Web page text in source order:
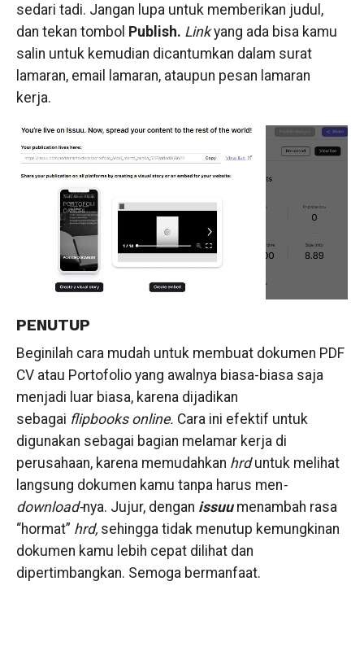
sedari tadi. Jangan lupa untuk memberikan judul,
dan tekan tombol Publish. Linkyang ada bisa kamu
salin untuk kemudian dicantumkan dalam surat
lamaran, email lamaran, ataupun pesan lamaran
kerja.
PENUTUP
Beginilah cara mudah untuk membuat dokumen PDF
CV atau Portofolio yang awalnya biasa-biasa saja
menjadi luar biasa, karena dijadikan
sebagai flipbooks online. Cara ini efektif untuk
digunakan sebagai bagian melamar kerja di
perusahaan, karena memudahkan hrduntuk melihat
langsung dokumen kamu tanpa harus men-
download-nya. Jujur, dengan issuu menambah rasa
“hormat” hrd, sehingga tidak menutup kemungkinan
dokumen kamu lebih cepat dilihat dan
dipertimbangkan. Semoga bermanfaat.